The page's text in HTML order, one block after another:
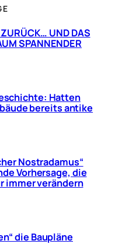
UND DAS
SPANNENDER
Hatten
bereits antike
Nostradamus“
Vorhersage, die
immer verändern
die Baupläne